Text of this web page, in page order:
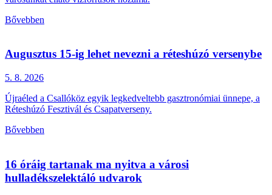
Bővebben
Augusztus 15-ig lehet nevezni a réteshúzó versenybe
5. 8. 2026
Újraéled a Csallóköz egyik legkedveltebb gasztronómiai ünnepe, a
Réteshúzó Fesztivál és Csapatverseny.
Bővebben
16 óráig tartanak ma nyitva a városi
hulladékszelektáló udvarok